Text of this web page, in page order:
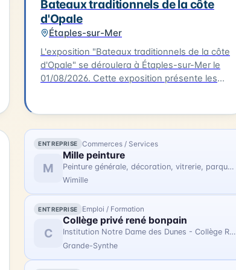
Bateaux traditionnels de la côte
d'Opale
Étaples-sur-Mer
L'exposition "Bateaux traditionnels de la côte
d'Opale" se déroulera à Étaples-sur-Mer le
01/08/2026. Cette exposition présente les
siècle à 1950. Les visiteurs pourront
découvrir les spécificités de ces bateaux de
pêche qui ont façonné l'histoire de la région.
L'exposition se tiendra à Étaples-sur-Mer,
ville située sur la côte d'Opale.
ENTREPRISE Commerces / Services
M
Mille peinture
Peinture générale, décoration, vitrerie, parquet, revêtement de sols et muraux
Wimille
ENTREPRISE Emploi / Formation
C
Collège privé rené bonpain
Institution Notre Dame des Dunes - Collège René BONPAIN
Grande-Synthe